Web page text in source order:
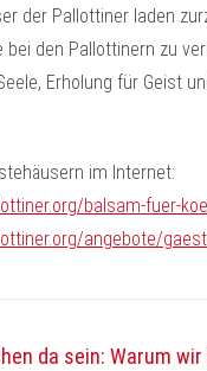
der Pallottiner laden
bei den Pallottinern zu
Erholung für Geist
im Internet:
balsam-fuer-
angebote/
da sein: Warum